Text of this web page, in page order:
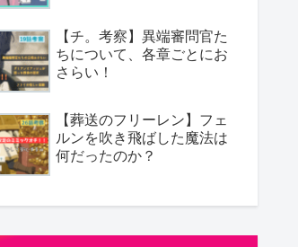
【チ。考察】異端審問官た
ちについて、各章ごとにお
さらい！
【葬送のフリーレン】フェ
ルンを吹き飛ばした魔法は
何だったのか？